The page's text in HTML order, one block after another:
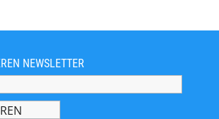
Bereich * Mischen * Sieben *
Ihrer Einfachheit, Funktionalität sowie
Qualität unübertroffen und werden
weltweit auf allen Kontinenten und
fast allen Branchen eingesetzt.
NEWSLETTER